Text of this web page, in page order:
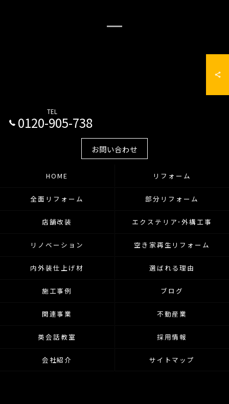
TEL
0120-905-738
お問い合わせ
HOME リフォーム
全面リフォーム 部分リフォーム
店舗改装 エクステリア･外構工事
リノベーション 空き家再生リフォーム
内外装仕上げ材 選ばれる理由
施工事例 ブログ
関連事業 不動産業
英会話教室 採用情報
会社紹介 サイトマップ